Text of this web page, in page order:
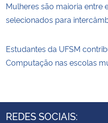
Mulheres são maioria entre
selecionados para
Estudantes da UFSM
Computação nas escolas
REDES SOCIAIS: